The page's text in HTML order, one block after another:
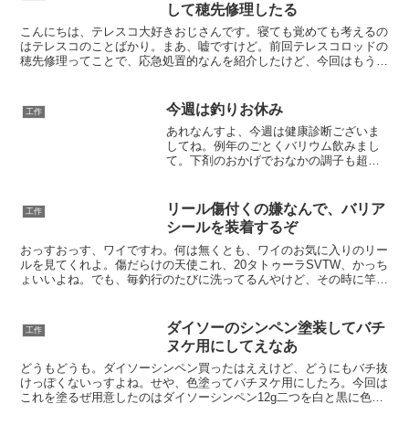
して穂先修理したる
こんにちは、テレスコ大好きおじさんです。寝ても覚めても考えるの
はテレスコのことばかり。まあ、嘘ですけど。前回テレスコロッドの
穂先修理ってことで、応急処置的なんを紹介したけど、今回はもうち
工作 今週は釣りお休み
あれなんすよ、今週は健康診断ございま
してね。例年のごとくバリウム飲みまし
て。下剤のおかげでおなかの調子も超ご
れ痔持ちでして、日に何度もおトイレい
きますと肛門のキャパを超...
工作
リール傷付くの嫌なんで、バリア
シールを装着するぞ
おっすおっす、ワイですわ。何は無くとも、ワイのお気に入りのリー
ルを見てくれよ。傷だらけの天使これ、20タトゥーラSVTW、かっち
ょいいよね。でも、毎釣行のたびに洗ってるんやけど、その時に竿毎
工作
ダイソーのシンペン塗装してバチ
ヌケ用にしてえなあ
どうもどうも。ダイソーシンペン買ったはええけど、どうにもバチ抜
けっぽくないっすよね。せや、色塗ってバチヌケ用にしたろ。今回は
これを塗るぜ用意したのはダイソーシンペン12g二つを白と黒に色塗